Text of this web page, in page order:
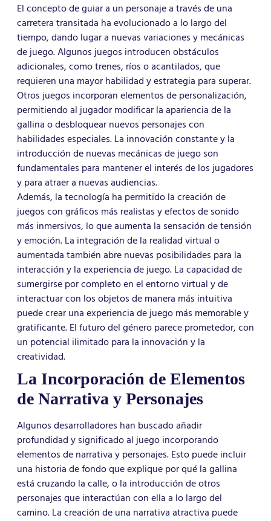
El concepto de guiar a un personaje a través de una
carretera transitada ha evolucionado a lo largo del
tiempo, dando lugar a nuevas variaciones y mecánicas
de juego. Algunos juegos introducen obstáculos
adicionales, como trenes, ríos o acantilados, que
requieren una mayor habilidad y estrategia para superar.
Otros juegos incorporan elementos de personalización,
permitiendo al jugador modificar la apariencia de la
gallina o desbloquear nuevos personajes con
habilidades especiales. La innovación constante y la
introducción de nuevas mecánicas de juego son
fundamentales para mantener el interés de los jugadores
y para atraer a nuevas audiencias.
Además, la tecnología ha permitido la creación de
juegos con gráficos más realistas y efectos de sonido
más inmersivos, lo que aumenta la sensación de tensión
y emoción. La integración de la realidad virtual o
aumentada también abre nuevas posibilidades para la
interacción y la experiencia de juego. La capacidad de
sumergirse por completo en el entorno virtual y de
interactuar con los objetos de manera más intuitiva
puede crear una experiencia de juego más memorable y
gratificante. El futuro del género parece prometedor, con
un potencial ilimitado para la innovación y la
creatividad.
La Incorporación de Elementos
de Narrativa y Personajes
Algunos desarrolladores han buscado añadir
profundidad y significado al juego incorporando
elementos de narrativa y personajes. Esto puede incluir
una historia de fondo que explique por qué la gallina
está cruzando la calle, o la introducción de otros
personajes que interactúan con ella a lo largo del
camino. La creación de una narrativa atractiva puede